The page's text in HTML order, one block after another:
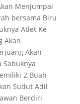
Menjumpai
bersama Biru
Atlet Ke
Akan
Akan
Sabuknya
2 Buah
Sudut Adil
Berdiri